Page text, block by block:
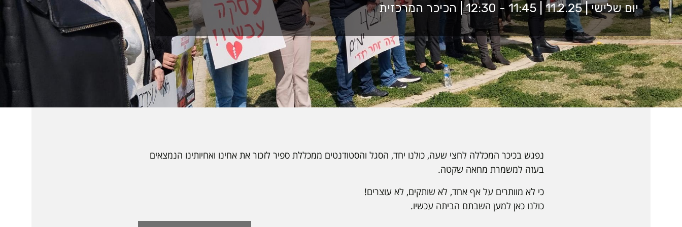
יום שלישי | 11.2.25 | 11:45 - 12:30 | הכיכר המרכזית
נפגש בכיכר המכללה לחצי שעה, כולנו יחד, הסגל והסטודנטים ממכללת ספיר לזכור את אחינו ואחיותינו הנמצאים
בעזה למשמרת מחאה שקטה.
כי לא מוותרים על אף אחד, לא שותקים, לא עוצרים!
כולנו כאן למען השבתם הביתה עכשיו.